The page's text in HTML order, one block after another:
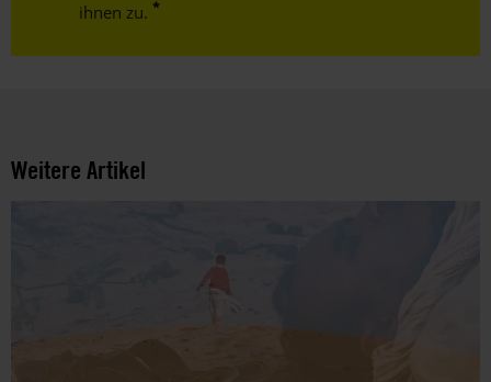
ihnen zu.
Weitere Artikel